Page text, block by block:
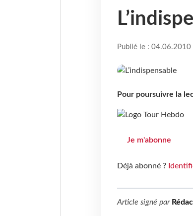
Publié le :
Pour poursuivre la
Je m'abonne
Déjà abonné ?
Article signé par